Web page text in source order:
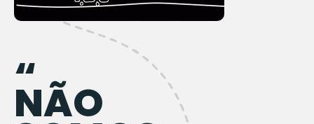
“
NÃO